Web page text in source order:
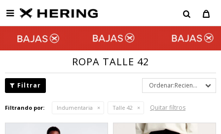

ROPA TALLE 42
Recientes
Filtrando por: Indumentaria Talle 42 Quitar filtros